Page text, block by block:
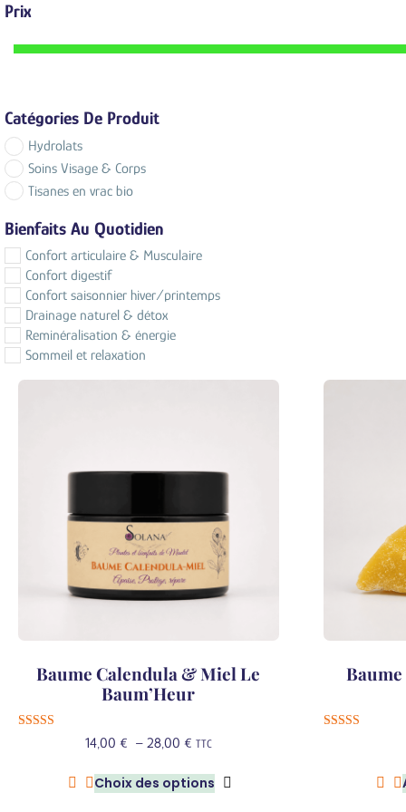
Prix
Catégories De Produit
Hydrolats
Soins Visage & Corps
Tisanes en vrac bio
Bienfaits Au Quotidien
Confort articulaire & Musculaire
Confort digestif
Confort saisonnier hiver/printemps
Drainage naturel & détox
Reminéralisation & énergie
Sommeil et relaxation
Baume Calendula & Miel Le
Baum’Heur
14,00 € – 28,00 €Plage
prix :
TTC
Choix des options